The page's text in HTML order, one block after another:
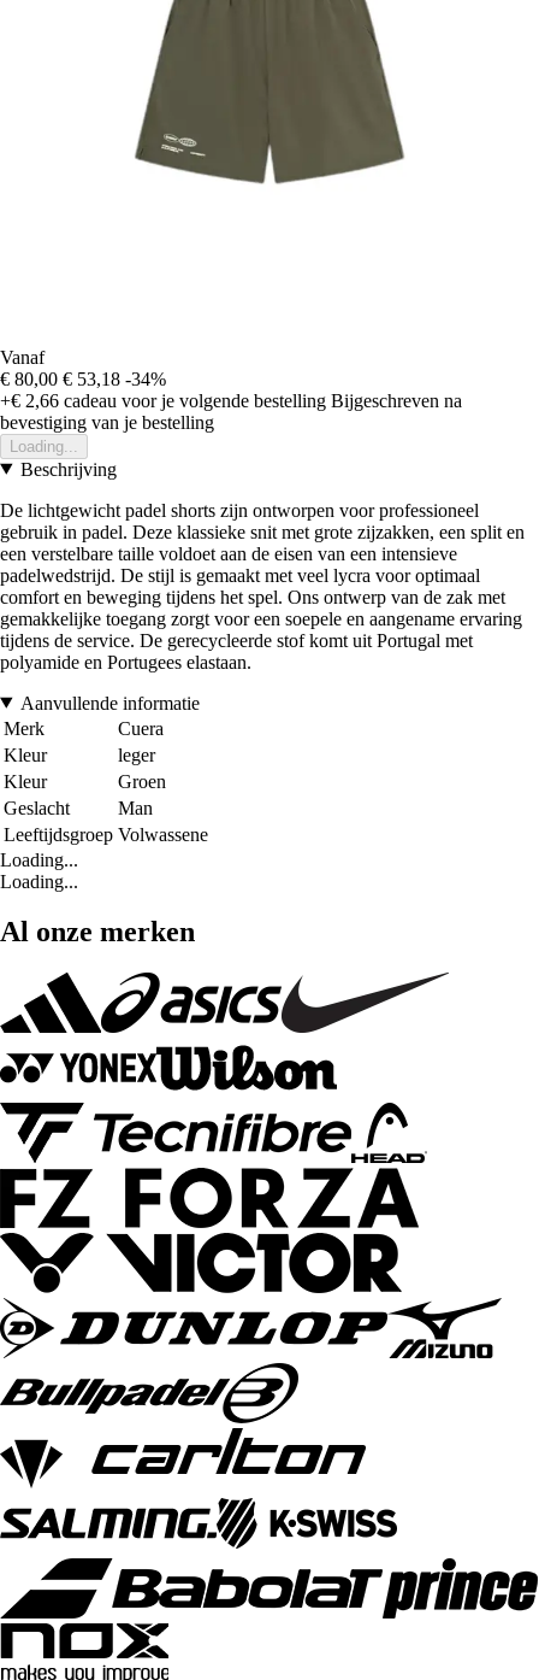
Vanaf
€ 80,00 € 53,18 -34%
+€ 2,66 cadeau voor je volgende bestelling Bijgeschreven na
bevestiging van je bestelling
Loading...
Beschrijving
De lichtgewicht padel shorts zijn ontworpen voor professioneel
gebruik in padel. Deze klassieke snit met grote zijzakken, een split en
een verstelbare taille voldoet aan de eisen van een intensieve
padelwedstrijd. De stijl is gemaakt met veel lycra voor optimaal
comfort en beweging tijdens het spel. Ons ontwerp van de zak met
gemakkelijke toegang zorgt voor een soepele en aangename ervaring
tijdens de service. De gerecycleerde stof komt uit Portugal met
polyamide en Portugees elastaan.
Aanvullende informatie
Merk
Cuera
Kleur
leger
Kleur
Groen
Geslacht
Man
Leeftijdsgroep Volwassene
Loading...
Loading...
Al onze merken